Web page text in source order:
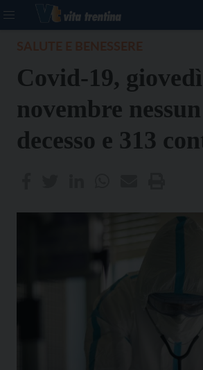
Covid-19,
novembre nessun
decesso e 313